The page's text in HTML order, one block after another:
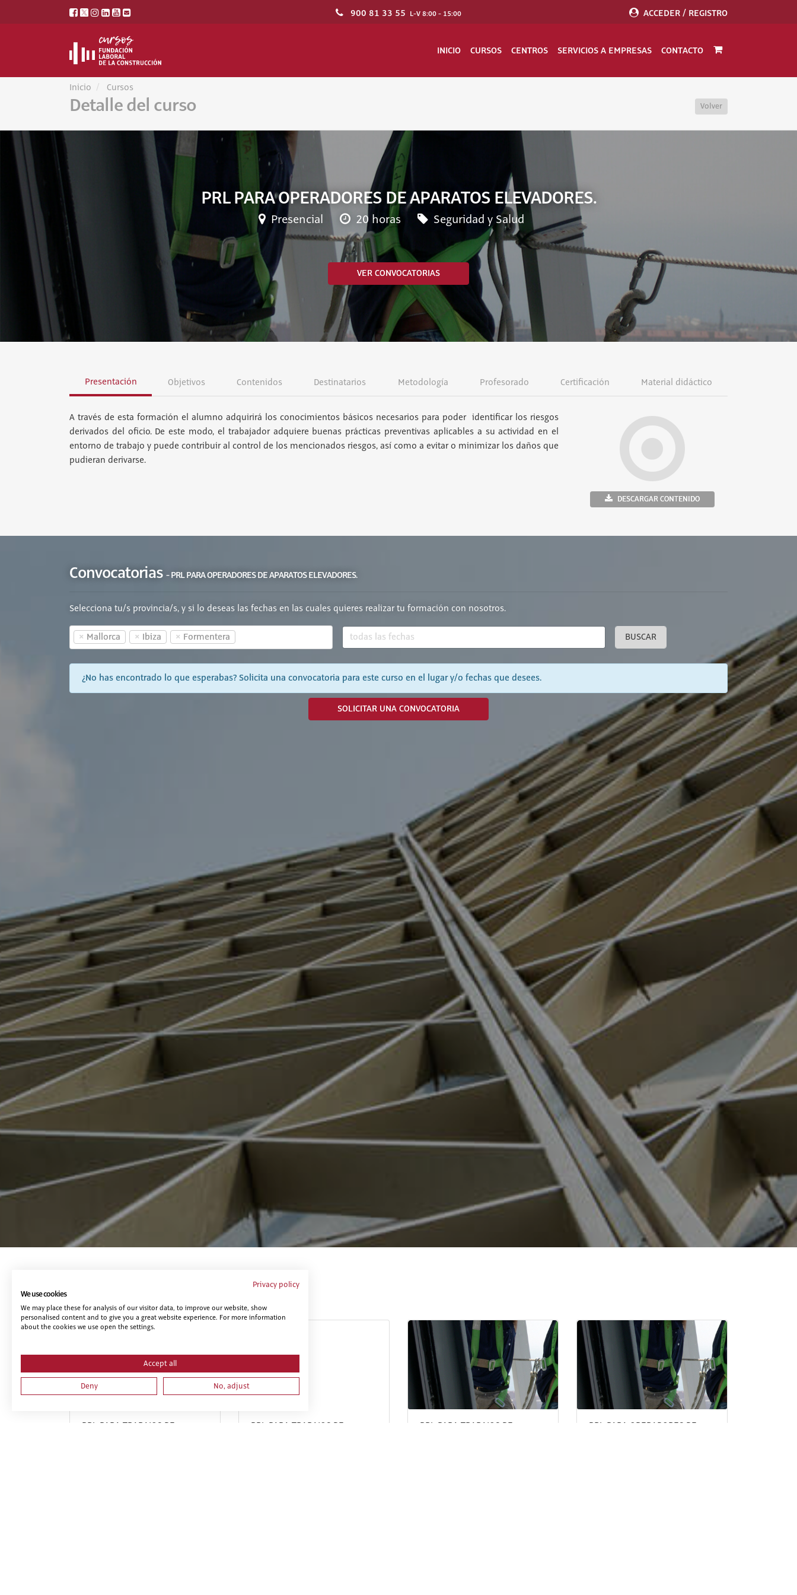
900 81 33 55 L-V 8:00 - 15:00 ACCEDER / REGISTRO
INICIO CURSOS CENTROS SERVICIOS A EMPRESAS CONTACTO
Inicio Cursos
Detalle del curso Volver
PRL PARA OPERADORES DE APARATOS ELEVADORES.
Presencial 20 horas Seguridad y Salud
VER CONVOCATORIAS
Presentación Objetivos Contenidos Destinatarios Metodología Profesorado Certificación Material didáctico
A través de esta formación el alumno adquirirá los conocimientos básicos necesarios para poder identificar los riesgos
derivados del oficio. De este modo, el trabajador adquiere buenas prácticas preventivas aplicables a su actividad en el
entorno de trabajo y puede contribuir al control de los mencionados riesgos, así como a evitar o minimizar los daños que
pudieran derivarse.
DESCARGAR CONTENIDO
Convocatorias - PRL PARA OPERADORES DE APARATOS ELEVADORES.
Selecciona tu/s provincia/s, y si lo deseas las fechas en las cuales quieres realizar tu formación con nosotros.
× Mallorca × Ibiza × Formentera BUSCAR
¿No has encontrado lo que esperabas? Solicita una convocatoria para este curso en el lugar y/o fechas que desees.
SOLICITAR UNA CONVOCATORIA
PRL PARA TRABAJOS DE
PRL PARA TRABAJOS DE
PRL PARA TRABAJOS DE
PRL PARA OPERADORES DE
Privacy policy
We use cookies
We may place these for analysis of our visitor data, to improve our website, show
personalised content and to give you a great website experience. For more information
about the cookies we use open the settings.
Accept all
Deny No, adjust